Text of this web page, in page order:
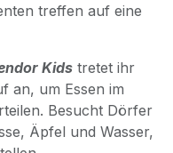
treffen auf eine
Kids tretet ihr
an, um Essen im
Besucht Dörfer
Äpfel und Wasser,